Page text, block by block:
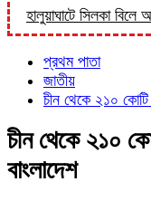
হালুয়াঘাটে সিলকা বিলে
প্রথম পাতা
জাতীয়
চীন থেকে ২১০
চীন থেকে ২১০
বাংলাদেশ